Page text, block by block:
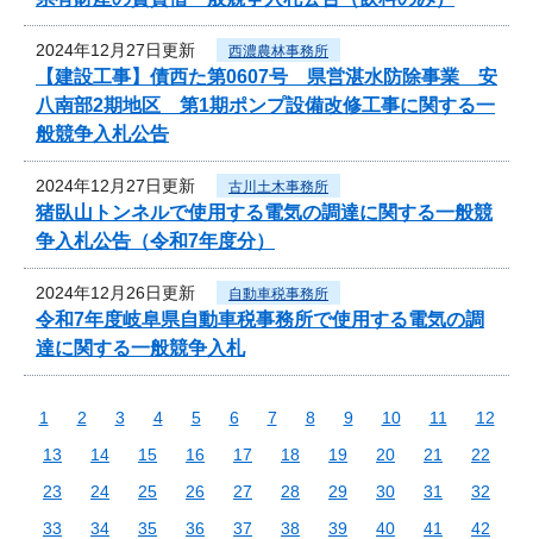
2024年12月27日更新 西濃農林事務所
【建設工事】債西た第0607号 県営湛水防除事業 安
八南部2期地区 第1期ポンプ設備改修工事に関する一
般競争入札公告
2024年12月27日更新 古川土木事務所
猪臥山トンネルで使用する電気の調達に関する一般競
争入札公告（令和7年度分）
2024年12月26日更新 自動車税事務所
令和7年度岐阜県自動車税事務所で使用する電気の調
達に関する一般競争入札
1 2 3 4 5 6 7 8 9 10 11
12
13
14 15 16 17 18 19 20 21
22
23
24 25 26 27 28 29 30 31
32
33
34 35 36 37 38 39 40 41
42